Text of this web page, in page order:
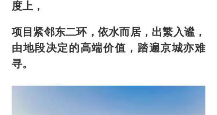
度上，
项目紧邻东二环，依水而居，出繁入谧，
由地段决定的高端价值，踏遍京城亦难
寻。